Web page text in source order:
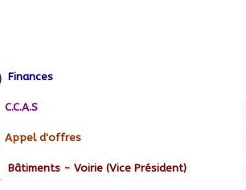
Finances
C.C.A.S
Appel d'offres
Bâtiments - Voirie (Vice Président)